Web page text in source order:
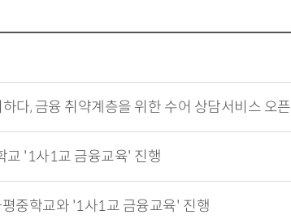
다, 금융 취약계층을 위한 수어 상담서비스 오픈
교 '1사1교 금융교육' 진행
중학교와 '1사1교 금융교육' 진행